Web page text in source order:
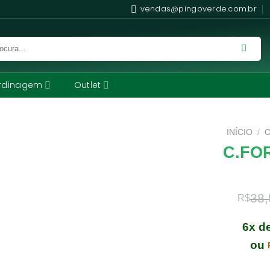
vendas@pingoverde.com.br
Outlet
INÍCIO /
R$
6x
ou